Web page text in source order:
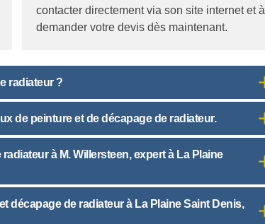
contacter directement via son site internet et à
demander votre devis dès maintenant.
radiateur ?
de peinture et de décapage de radiateur.
à M. Willersteen, expert à La Plaine
décapage de radiateur à La Plaine Saint Denis,